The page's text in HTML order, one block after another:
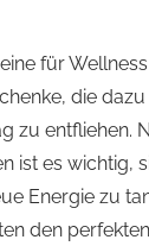
für
die
zu entfliehen.
ist es wichtig,
Energie zu
den